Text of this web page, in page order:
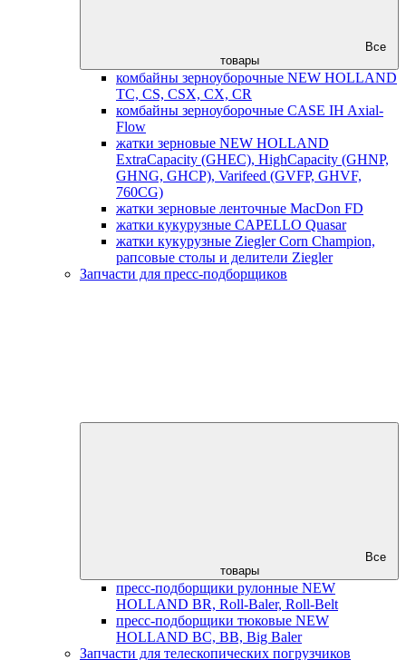
Все
товары
комбайны зерноуборочные NEW HOLLAND
TC, CS, CSX, CX, CR
комбайны зерноуборочные CASE IH Axial-
Flow
жатки зерновые NEW HOLLAND
ExtraCapacity (GHEC), HighCapacity (GHNP,
GHNG, GHCP), Varifeed (GVFP, GHVF,
760CG)
жатки зерновые ленточные MacDon FD
жатки кукурузные CAPELLO Quasar
жатки кукурузные Ziegler Corn Champion,
рапсовые столы и делители Ziegler
Запчасти для пресс-подборщиков
Все
товары
пресс-подборщики рулонные NEW
HOLLAND BR, Roll-Baler, Roll-Belt
пресс-подборщики тюковые NEW
HOLLAND BC, BB, Big Baler
Запчасти для телескопических погрузчиков